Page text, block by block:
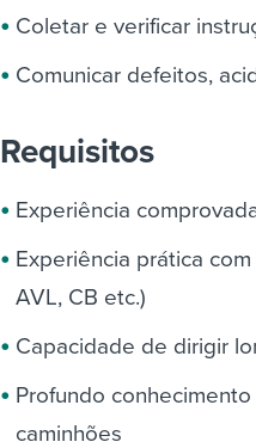
Coletar e verificar
Comunicar defeitos,
Requisitos
Experiência
Experiência prática
AVL, CB etc.)
Capacidade de dirigir
Profundo
caminhões